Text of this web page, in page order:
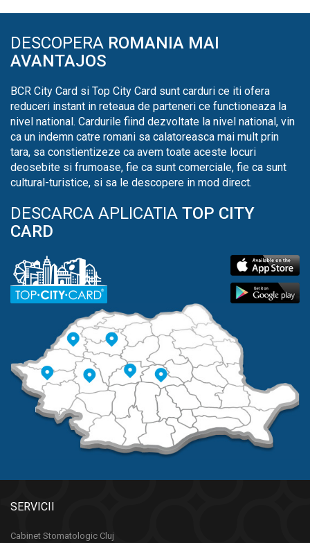
DESCOPERA ROMANIA MAI
AVANTAJOS
BCR City Card si Top City Card sunt carduri ce iti ofera
reduceri instant in reteaua de parteneri ce functioneaza la
nivel national. Cardurile fiind dezvoltate la nivel national, vin
ca un indemn catre romani sa calatoreasca mai mult prin
tara, sa constientizeze ca avem toate aceste locuri
deosebite si frumoase, fie ca sunt comerciale, fie ca sunt
cultural-turistice, si sa le descopere in mod direct.
DESCARCA APLICATIA TOP CITY
CARD
SERVICII
Cabinet Stomatologic Cluj